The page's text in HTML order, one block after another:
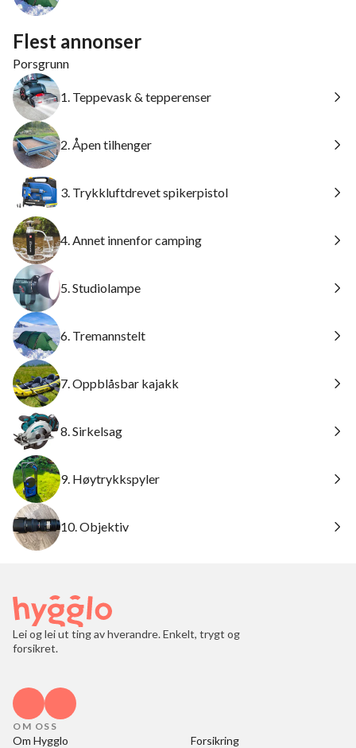
Flest annonser
Porsgrunn
1. Teppevask & tepperenser
2. Åpen tilhenger
3. Trykkluftdrevet spikerpistol
4. Annet innenfor camping
5. Studiolampe
6. Tremannstelt
7. Oppblåsbar kajakk
8. Sirkelsag
9. Høytrykkspyler
10. Objektiv
Lei og lei ut ting av hverandre. Enkelt, trygt og
forsikret.
OM OSS
Om Hygglo Forsikring